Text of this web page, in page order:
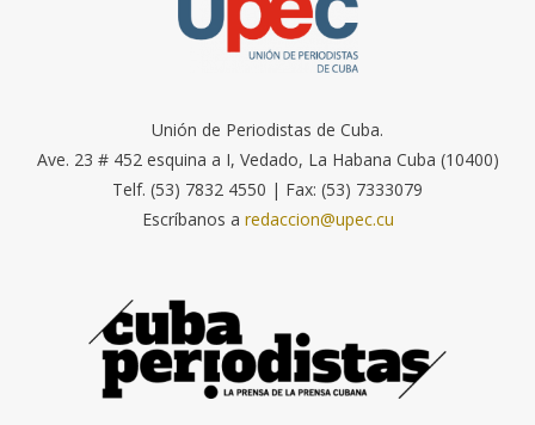
Unión de Periodistas de Cuba.
Ave. 23 # 452 esquina a I, Vedado, La Habana Cuba (10400)
Telf. (53) 7832 4550 | Fax: (53) 7333079
Escríbanos a redaccion@upec.cu